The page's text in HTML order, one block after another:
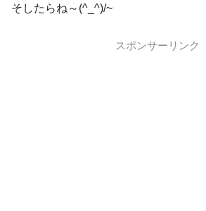
そしたらね～(^_^)/~
スポンサーリンク